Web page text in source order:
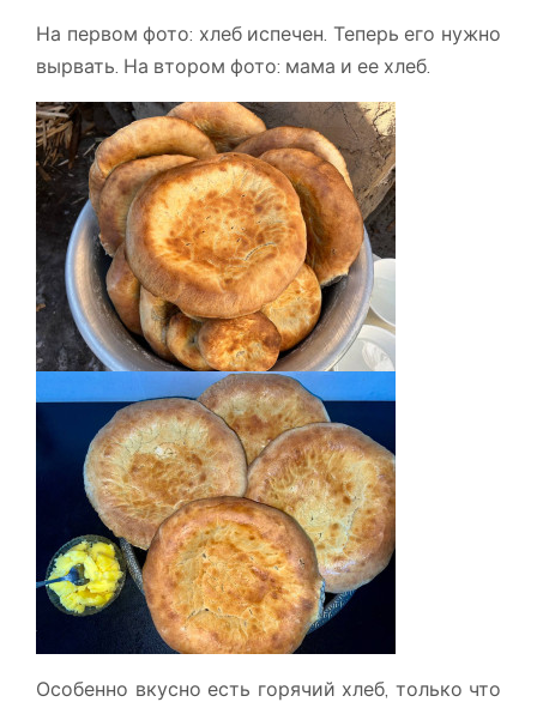
На первом фото: хлеб испечен. Теперь его нужно
вырвать. На втором фото: мама и ее хлеб.
Особенно вкусно есть горячий хлеб, только что